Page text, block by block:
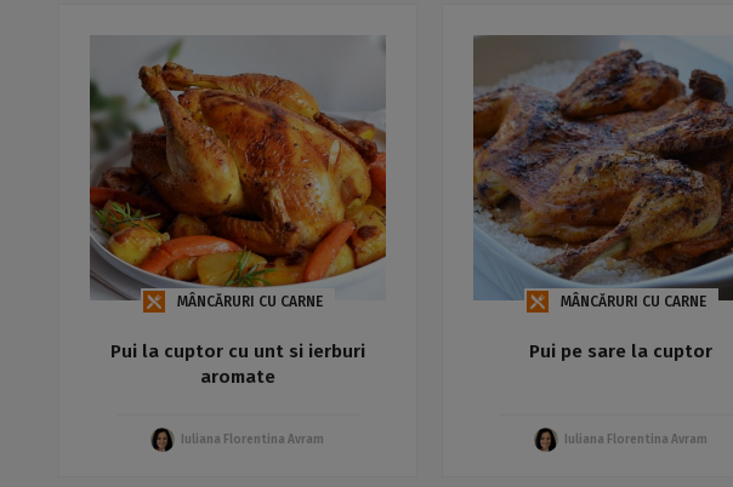
MÂNCĂRURI CU CARNE
Pui la cuptor cu unt si ierburi
aromate
Iuliana Florentina Avram
MÂNCĂRURI CU CARNE
Pui pe sare la cuptor
Iuliana Florentina Avram